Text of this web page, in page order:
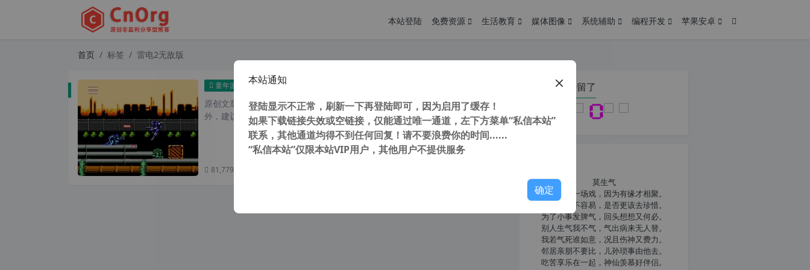
本站登陆 免费资源 生活教育 媒体图像 系统辅助 编程开发 苹果安卓
首页 标签 雷电2无敌版
童年游戏 童年游戏 FC 红白机 小霸王 蝙蝠侠2 一命通关 视频
原创文章，转载请注明： 转载自 cnorg.12hp.de 注意： 由于网站空间位于国
外，建议避开晚上的访问高...
81,779 次浏览
您在本页停留了
莫生气
人生就像一场戏，因为有缘才相聚。
相扶到老不容易，是否更该去珍惜。
为了小事发脾气，回头想想又何必。
别人生气我不气，气出病来无人替。
我若气死谁如意，况且伤神又费力。
邻居亲朋不要比，儿孙琐事由他去。
吃苦享乐在一起，神仙羡慕好伴侣。
本站通知
登陆显示不正常，刷新一下再登陆即可，因为启用了缓存！
如果下载链接失效或空链接，仅能通过唯一通道，左下方菜单“私信本站”
联系，其他通道均得不到任何回复！请不要浪费你的时间......
“私信本站”仅限本站VIP用户，其他用户不提供服务
确定